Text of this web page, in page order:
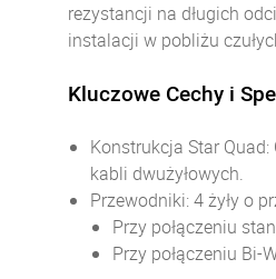
rezystancji na długich
instalacji w pobliżu
Kluczowe Cechy i
Konstrukcja Star
kabli dwużyłowych.
Przewodniki: 4 żyły o
Przy połączeniu
Przy połączeniu